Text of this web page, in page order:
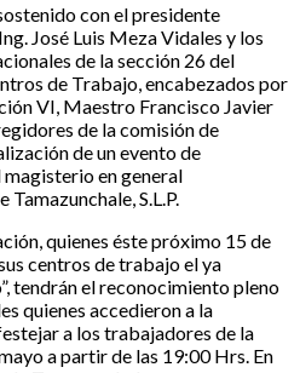
con el presidente
José Luis Meza Vidales y los
de la sección 26 del
de Trabajo, encabezados por
VI, Maestro Francisco Javier
de la comisión de
de un evento de
en general
S.L.P.
quienes éste próximo 15 de
centros de trabajo el ya
tendrán el reconocimiento pleno
quienes accedieron a la
a los trabajadores de la
a partir de las 19:00 Hrs. En